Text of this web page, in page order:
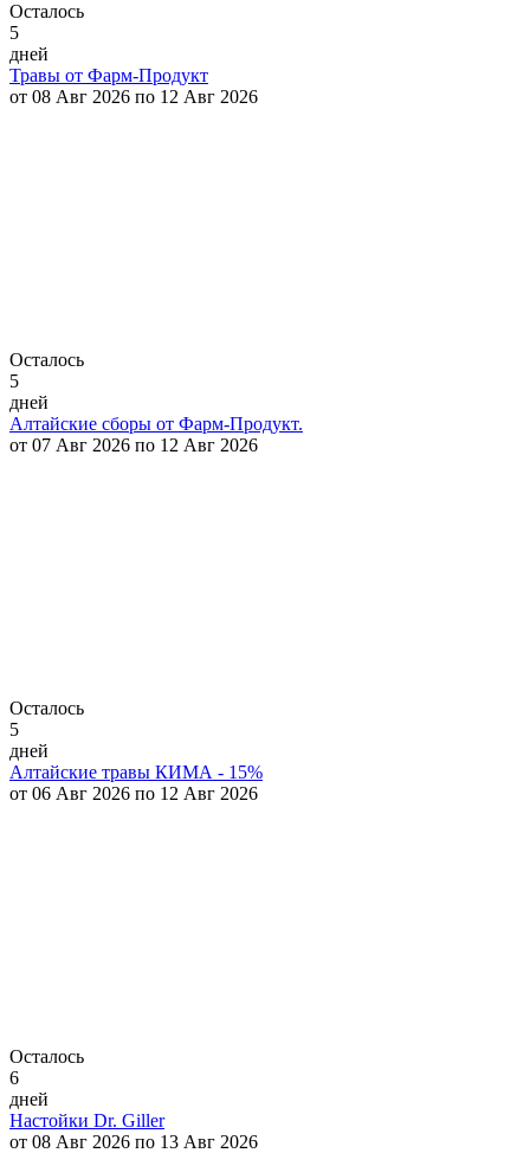
Осталось
5
дней
Травы от Фарм-Продукт
от 08 Авг 2026 по 12 Авг 2026
Осталось
5
дней
Алтайские сборы от Фарм-Продукт.
от 07 Авг 2026 по 12 Авг 2026
Осталось
5
дней
Алтайские травы КИМА - 15%
от 06 Авг 2026 по 12 Авг 2026
Осталось
6
дней
Настойки Dr. Giller
от 08 Авг 2026 по 13 Авг 2026